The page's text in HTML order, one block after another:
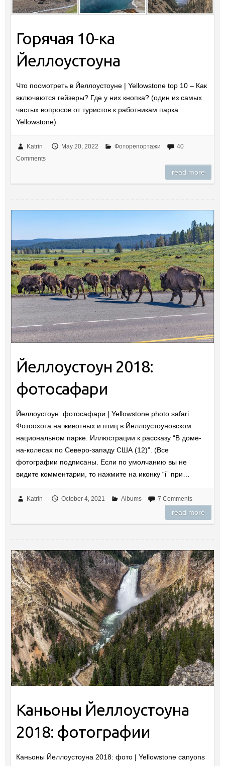
Горячая 10-ка
Йеллоустоуна
Что посмотреть в Йеллоустоуне | Yellowstone top 10 – Как
включаются гейзеры? Где у них кнопка? (один из самых
частых вопросов от туристов к работникам парка
Yellowstone).
Katrin May 20, 2022 Фоторепортажи
40
Comments
read more
Йеллоустоун 2018:
фотосафари
Йеллоустоун: фотосафари | Yellowstone photo safari
Фотоохота на животных и птиц в Йеллоустоуновском
национальном парке. Иллюстрации к рассказу “В доме-
на-колесах по Северо-западу США (12)”. (Все
фотографии подписаны. Если по умолчанию вы не
видите комментарии, то нажмите на иконку “i” при…
Katrin October 4, 2021 Albums 7 Comments
read more
Каньоны Йеллоустоуна
2018: фотографии
Каньоны Йеллоустоуна 2018: фото | Yellowstone canyons